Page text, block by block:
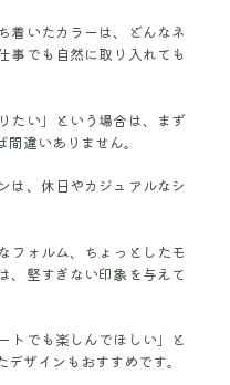
着いたカラーは、どんなネ
事でも自然に取り入れても
たい」という場合は、まず
違いありません。
は、休日やカジュアルなシ
フォルム、ちょっとしたモ
、堅すぎない印象を与えて
トでも楽しんでほしい」と
ザインもおすすめです。